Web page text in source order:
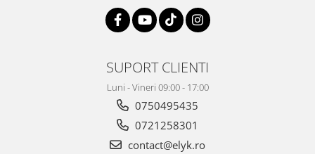
SUPORT CLIENTI
Luni - Vineri 09:00 - 17:00
0750495435
0721258301
contact@elyk.ro